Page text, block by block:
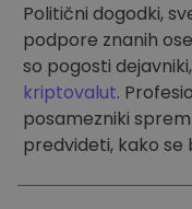
Politični dogodki,
podpore znanih
so pogosti
kriptovalut.
posamezniki
predvideti, kako se